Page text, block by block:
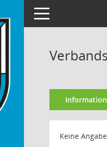
Toggle navigation
Keine